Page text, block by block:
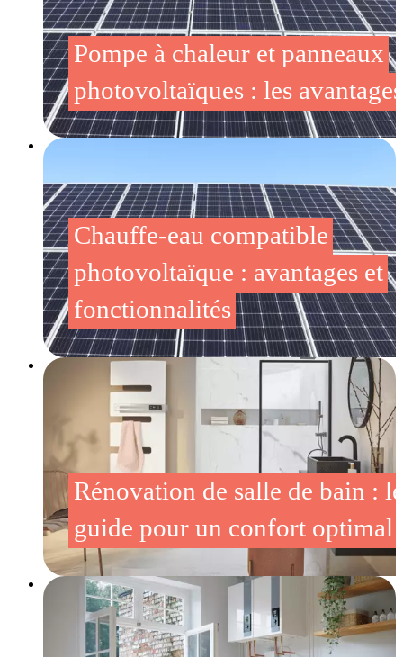
Pompe à chaleur et panneaux
photovoltaïques : les avantages
Chauffe-eau compatible
photovoltaïque : avantages et
fonctionnalités
Rénovation de salle de bain : le
guide pour un confort optimal